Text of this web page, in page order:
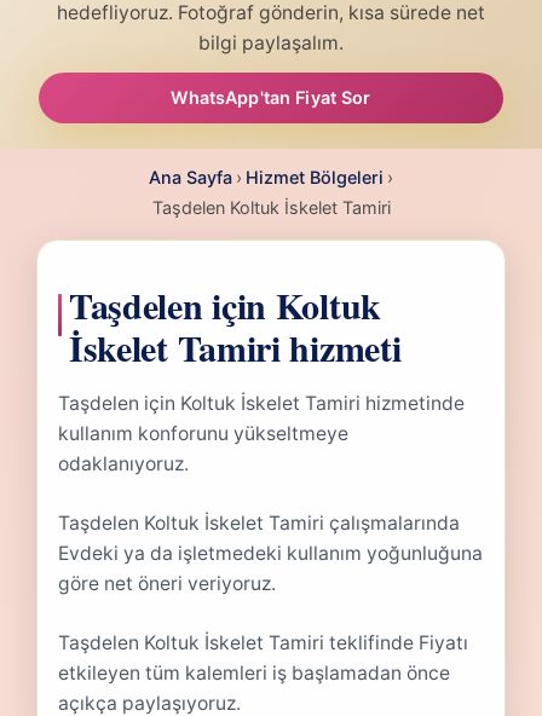
hedefliyoruz. Fotoğraf gönderin, kısa sürede net
bilgi paylaşalım.
WhatsApp'tan Fiyat Sor
Ana Sayfa › Hizmet Bölgeleri ›
Taşdelen Koltuk İskelet Tamiri
Taşdelen için Koltuk
İskelet Tamiri hizmeti
Taşdelen için Koltuk İskelet Tamiri hizmetinde
kullanım konforunu yükseltmeye
odaklanıyoruz.
Taşdelen Koltuk İskelet Tamiri çalışmalarında
Evdeki ya da işletmedeki kullanım yoğunluğuna
göre net öneri veriyoruz.
Taşdelen Koltuk İskelet Tamiri teklifinde Fiyatı
etkileyen tüm kalemleri iş başlamadan önce
açıkça paylaşıyoruz.